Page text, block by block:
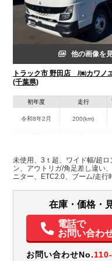
他の画像を
トラック市 野田店 /㈱カワノ
(千葉県)
初年度
令和8年2月
走行
200(km)
千葉県
W:2,080
H:370
パワステ パワーウ
電動格納ミラー
ETC 取扱説
未使用、3ｔ超、ワイド幅/超
ン、アウトリガ/角足差し違い
ニター、ETC2.0、ブーム/走行
在庫・価格・
電話で
お問い合わ
お問い合わせNo.